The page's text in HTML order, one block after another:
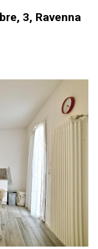
3, Ravenna